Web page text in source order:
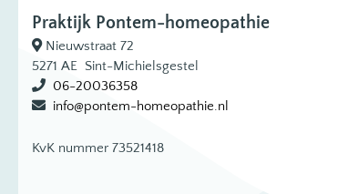
Praktijk Pontem-homeopathie
Nieuwstraat 72
5271 AE Sint-Michielsgestel
06-20036358
info@pontem-homeopathie.nl
KvK nummer 73521418